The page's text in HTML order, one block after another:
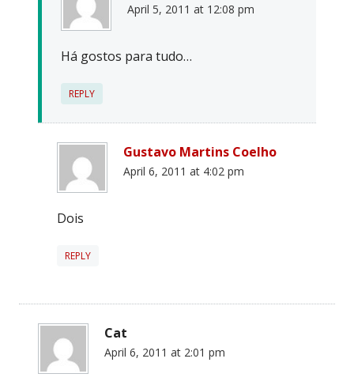
April 5, 2011 at 12:08 pm
Há gostos para tudo…
REPLY
Gustavo Martins Coelho
April 6, 2011 at 4:02 pm
Dois
REPLY
Cat
April 6, 2011 at 2:01 pm